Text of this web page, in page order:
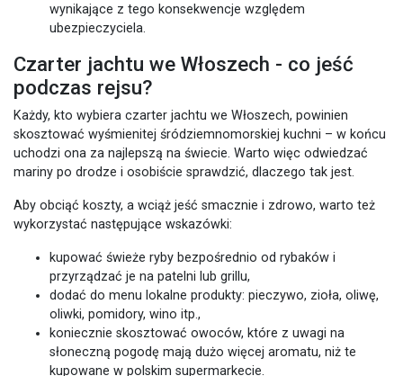
wynikające z tego konsekwencje względem
ubezpieczyciela.
Czarter jachtu we Włoszech - co jeść
podczas rejsu?
Każdy, kto wybiera czarter jachtu we Włoszech, powinien
skosztować wyśmienitej śródziemnomorskiej kuchni – w końcu
uchodzi ona za najlepszą na świecie. Warto więc odwiedzać
mariny po drodze i osobiście sprawdzić, dlaczego tak jest.
Aby obciąć koszty, a wciąż jeść smacznie i zdrowo, warto też
wykorzystać następujące wskazówki:
kupować świeże ryby bezpośrednio od rybaków i
przyrządzać je na patelni lub grillu,
dodać do menu lokalne produkty: pieczywo, zioła, oliwę,
oliwki, pomidory, wino itp.,
koniecznie skosztować owoców, które z uwagi na
słoneczną pogodę mają dużo więcej aromatu, niż te
kupowane w polskim supermarkecie.